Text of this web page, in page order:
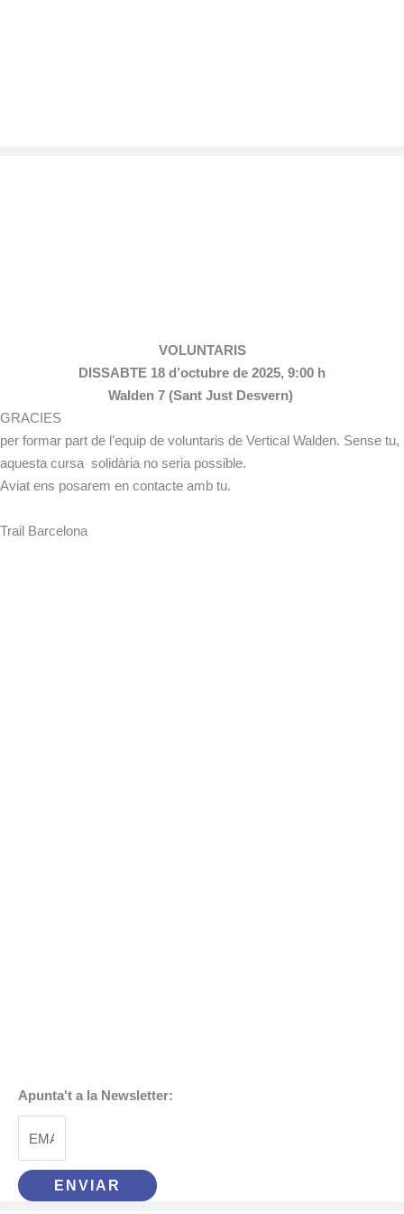
VOLUNTARIS
DISSABTE 18 d’octubre de 2025, 9:00 h
Walden 7 (Sant Just Desvern)
GRACIES
per formar part de l’equip de voluntaris de Vertical Walden. Sense tu,
aquesta cursa solidària no seria possible.
Aviat ens posarem en contacte amb tu.
Trail Barcelona
Apunta't a la Newsletter:
ENVIAR